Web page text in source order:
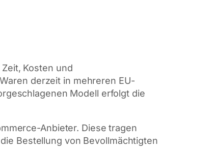
Kosten und
derzeit in mehreren EU-
Modell erfolgt die
Anbieter. Diese tragen
Bestellung von Bevollmächtigten